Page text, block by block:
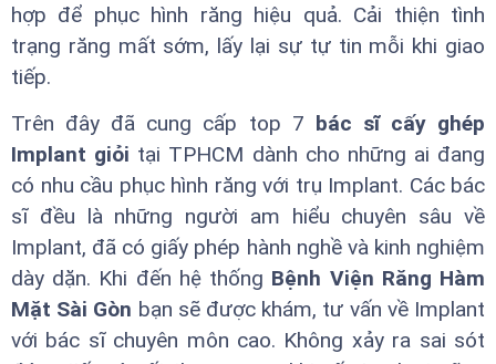
hợp để phục hình răng hiệu quả. Cải thiện tình
trạng răng mất sớm, lấy lại sự tự tin mỗi khi giao
tiếp.
Trên đây đã cung cấp top 7 bác sĩ cấy ghép
Implant giỏi tại TPHCM dành cho những ai đang
có nhu cầu phục hình răng với trụ Implant. Các bác
sĩ đều là những người am hiểu chuyên sâu về
Implant, đã có giấy phép hành nghề và kinh nghiệm
dày dặn. Khi đến hệ thống Bệnh Viện Răng Hàm
Mặt Sài Gòn bạn sẽ được khám, tư vấn về Implant
với bác sĩ chuyên môn cao. Không xảy ra sai sót